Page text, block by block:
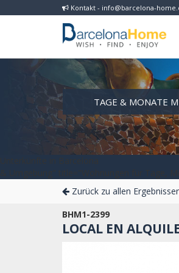
Kontakt - info@barcelona-
TAGE & MONATE
Zurück zu allen
BHM1-2399
LOCAL EN